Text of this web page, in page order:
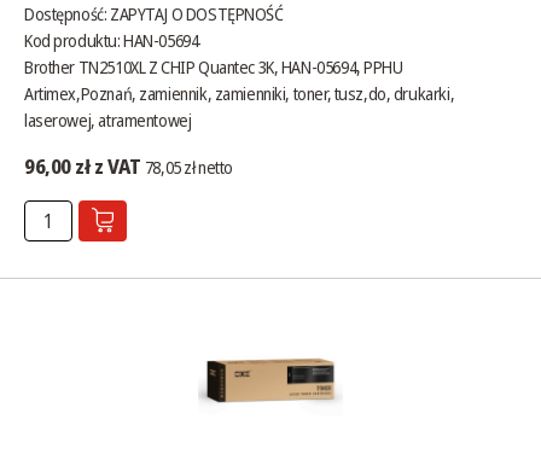
Dostępność: ZAPYTAJ O DOSTĘPNOŚĆ
Kod produktu: HAN-05694
Brother TN2510XL Z CHIP Quantec 3K, HAN-05694, PPHU
Artimex,Poznań, zamiennik, zamienniki, toner, tusz,do, drukarki,
laserowej, atramentowej
96,00 zł z VAT 78,05 zł netto